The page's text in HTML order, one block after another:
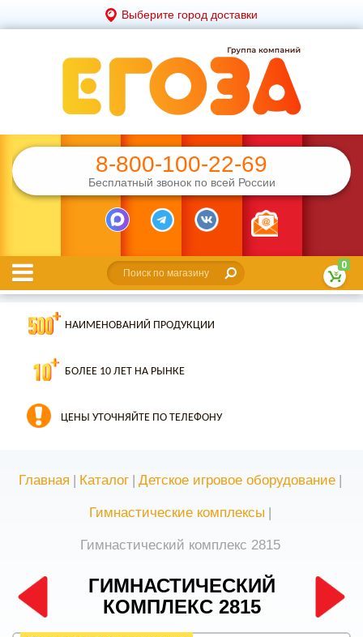
Выберите город доставки
8-800-100-22-69
Бесплатный звонок по всей России
0
НАИМЕНОВАНИЙ ПРОДУКЦИИ
БОЛЕЕ 10 ЛЕТ НА РЫНКЕ
ЦЕНЫ УТОЧНЯЙТЕ ПО ТЕЛЕФОНУ
Главная | Каталог | Детское игровое оборудование |
Гимнастические комплексы |
Гимнастический комплекс 2815
ГИМНАСТИЧЕСКИЙ
КОМПЛЕКС 2815